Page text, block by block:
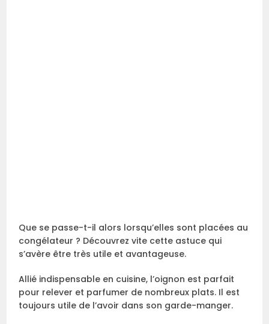
Que se passe-t-il alors lorsqu’elles sont placées au
congélateur ? Découvrez vite cette astuce qui
s’avère être très utile et avantageuse.
Allié indispensable en cuisine, l’oignon est parfait
pour relever et parfumer de nombreux plats. Il est
toujours utile de l’avoir dans son garde-manger.